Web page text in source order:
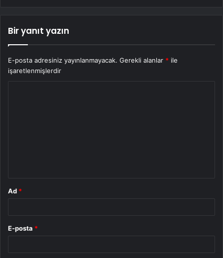
Bir yanıt yazın
E-posta adresiniz yayınlanmayacak. Gerekli alanlar * ile
işaretlenmişlerdir
Ad *
E-posta *